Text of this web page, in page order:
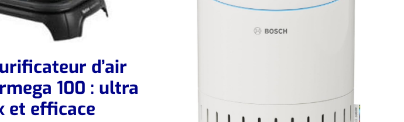
d’air
100 : ultra
et efficace